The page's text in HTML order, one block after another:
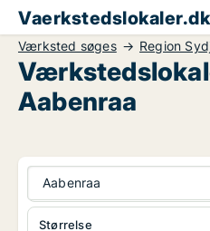
Vaerkstedslokaler.dk
Værksted søges Region
Aabenraa
Aabenraa
Størrelse